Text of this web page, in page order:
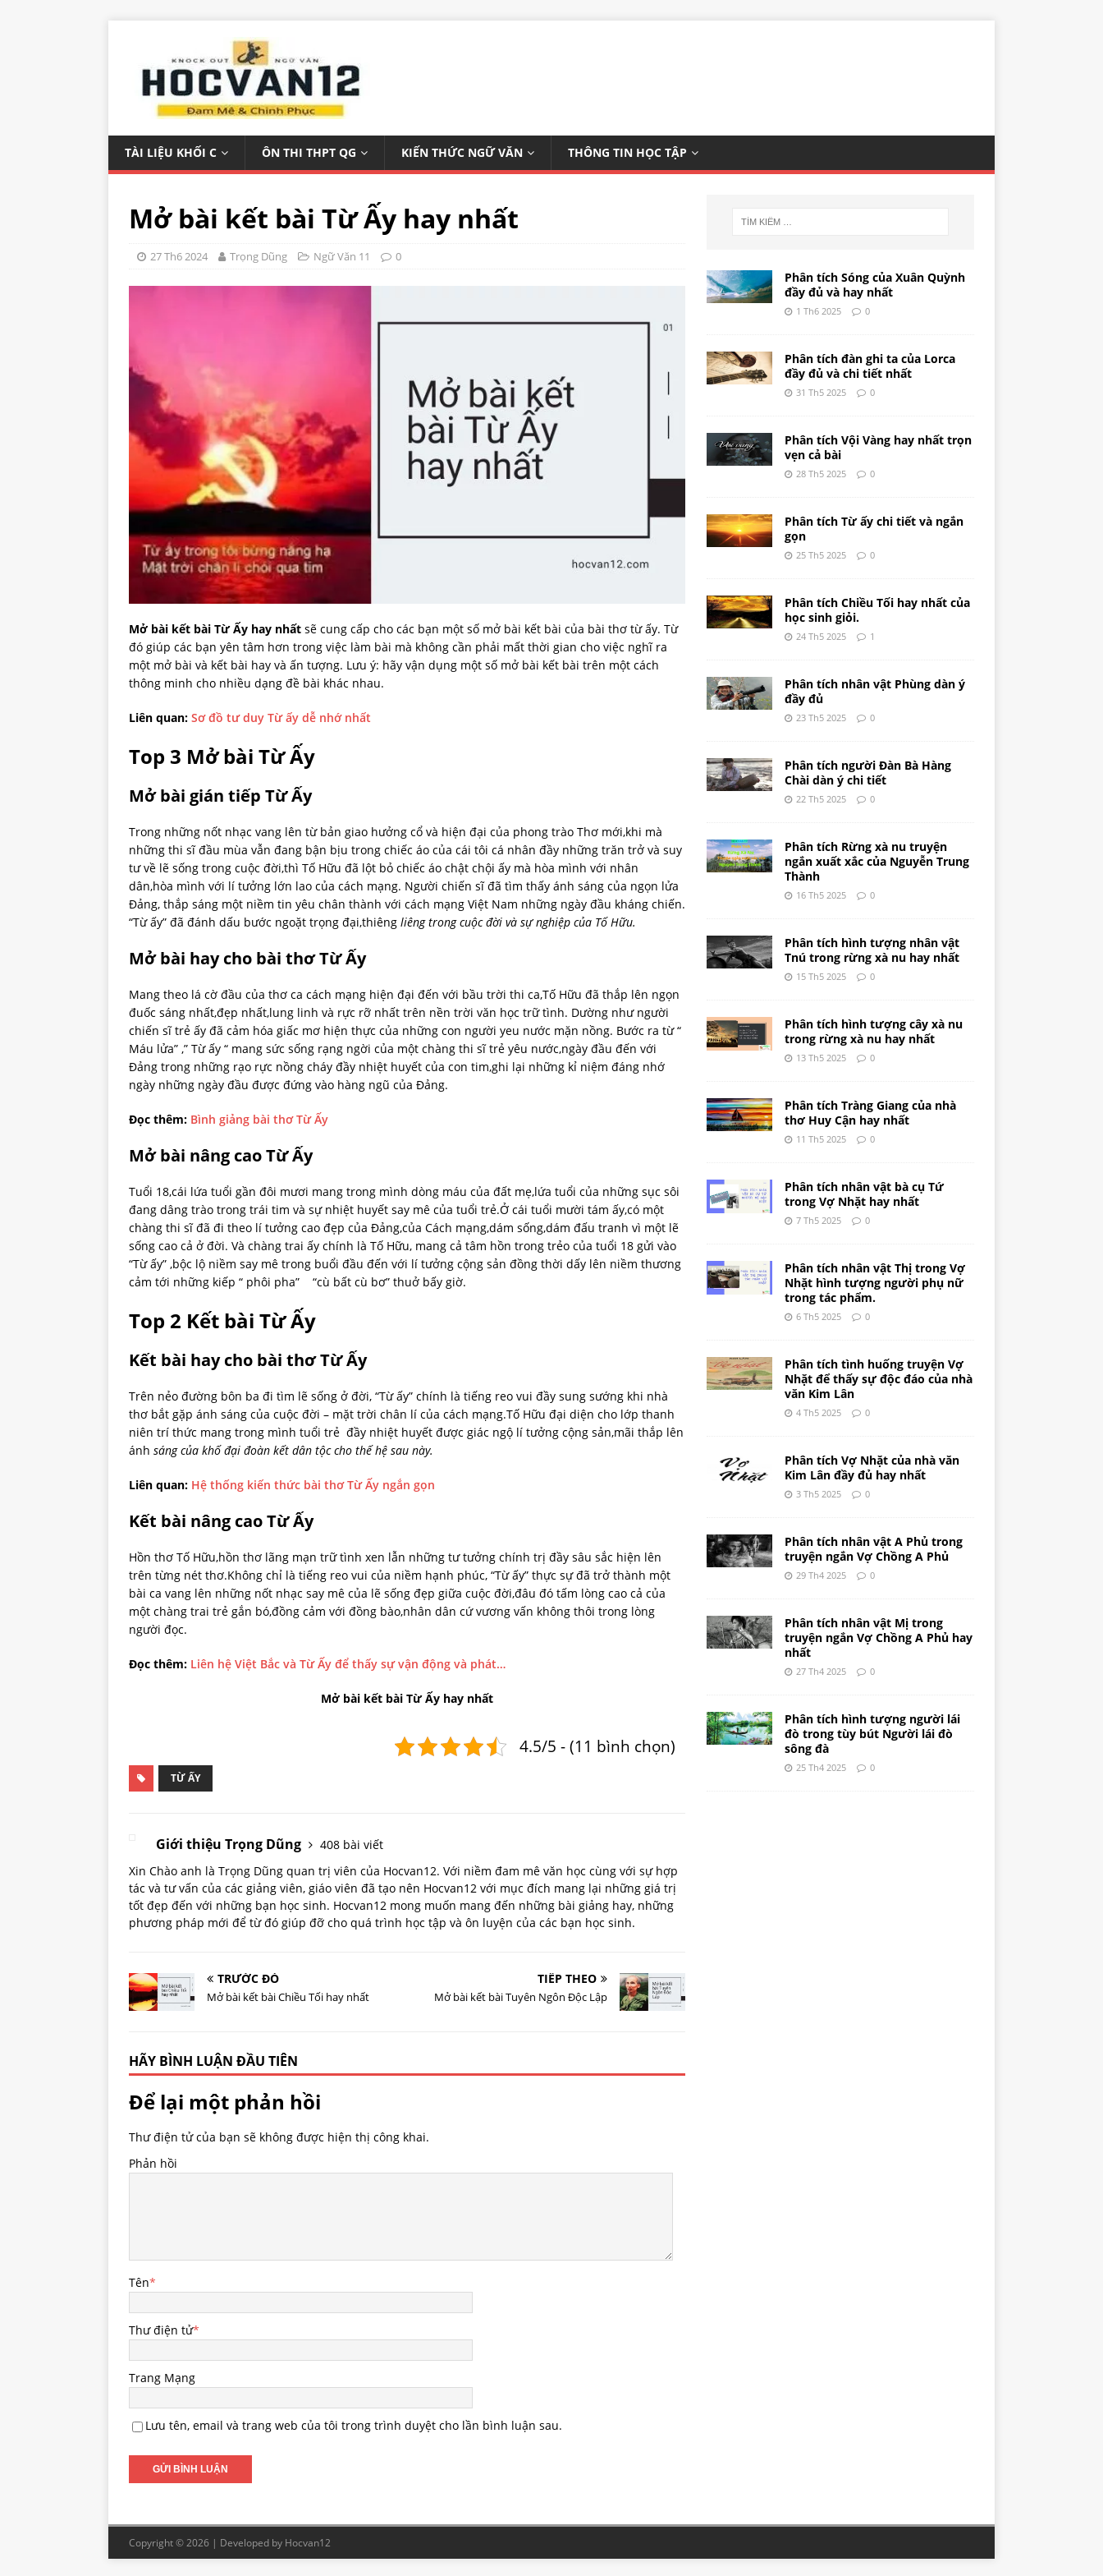
TÀI LIỆU KHỐI C ÔN THI THPT QG KIẾN THỨC NGỮ VĂN THÔNG TIN HỌC TẬP
Mở bài kết bài Từ Ấy hay nhất
27 Th6 2024 Trọng Dũng Ngữ Văn 11 0
Mở bài kết bài Từ Ấy hay nhất sẽ cung cấp cho các bạn một số mở bài kết bài của bài thơ từ ấy. Từ
đó giúp các bạn yên tâm hơn trong việc làm bài mà không cần phải mất thời gian cho việc nghĩ ra
một mở bài và kết bài hay và ấn tượng. Lưu ý: hãy vận dụng một số mở bài kết bài trên một cách
thông minh cho nhiều dạng đề bài khác nhau.
Liên quan: Sơ đồ tư duy Từ ấy dễ nhớ nhất
Top 3 Mở bài Từ Ấy
Mở bài gián tiếp Từ Ấy
Trong những nốt nhạc vang lên từ bản giao hưởng cổ và hiện đại của phong trào Thơ mới,khi mà
những thi sĩ đầu mùa vẫn đang bận bịu trong chiếc áo của cái tôi cá nhân đầy những trăn trở và suy
tư về lẽ sống trong cuộc đời,thì Tố Hữu đã lột bỏ chiếc áo chật chội ấy mà hòa mình với nhân
dân,hòa mình với lí tưởng lớn lao của cách mạng. Người chiến sĩ đã tìm thấy ánh sáng của ngọn lửa
Đảng, thắp sáng một niềm tin yêu chân thành với cách mạng Việt Nam những ngày đầu kháng chiến.
“Từ ấy” đã đánh dấu bước ngoặt trọng đại,thiêng liêng trong cuộc đời và sự nghiệp của Tố Hữu.
Mở bài hay cho bài thơ Từ Ấy
Mang theo lá cờ đầu của thơ ca cách mạng hiện đại đến với bầu trời thi ca,Tố Hữu đã thắp lên ngọn
đuốc sáng nhất,đẹp nhất,lung linh và rực rỡ nhất trên nền trời văn học trữ tình. Dường như người
chiến sĩ trẻ ấy đã cảm hóa giấc mơ hiện thực của những con người yeu nước mặn nồng. Bước ra từ “
Máu lửa” ,” Từ ấy “ mang sức sống rạng ngời của một chàng thi sĩ trẻ yêu nước,ngày đầu đến với
Đảng trong những rạo rực nồng cháy đầy nhiệt huyết của con tim,ghi lại những kỉ niệm đáng nhớ
ngày những ngày đầu được đứng vào hàng ngũ của Đảng.
Đọc thêm: Bình giảng bài thơ Từ Ấy
Mở bài nâng cao Từ Ấy
Tuổi 18,cái lứa tuổi gần đôi mươi mang trong mình dòng máu của đất mẹ,lứa tuổi của những sục sôi
đang dâng trào trong trái tim và sự nhiệt huyết say mê của tuổi trẻ.Ở cái tuổi mười tám ấy,có một
chàng thi sĩ đã đi theo lí tưởng cao đẹp của Đảng,của Cách mạng,dám sống,dám đấu tranh vì một lẽ
sống cao cả ở đời. Và chàng trai ấy chính là Tố Hữu, mang cả tâm hồn trong trẻo của tuổi 18 gửi vào
“Từ ấy” ,bộc lộ niềm say mê trong buổi đầu đến với lí tưởng cộng sản đồng thời dấy lên niềm thương
cảm tới những kiếp “ phôi pha” “cù bất cù bơ” thuở bấy giờ.
Top 2 Kết bài Từ Ấy
Kết bài hay cho bài thơ Từ Ấy
Trên nẻo đường bôn ba đi tìm lẽ sống ở đời, “Từ ấy” chính là tiếng reo vui đầy sung sướng khi nhà
thơ bắt gặp ánh sáng của cuộc đời – mặt trời chân lí của cách mạng.Tố Hữu đại diện cho lớp thanh
niên trí thức mang trong mình tuổi trẻ đầy nhiệt huyết được giác ngộ lí tưởng cộng sản,mãi thắp lên
ánh sáng của khố đại đoàn kết dân tộc cho thế hệ sau này.
Liên quan: Hệ thống kiến thức bài thơ Từ Ấy ngắn gọn
Kết bài nâng cao Từ Ấy
Hồn thơ Tố Hữu,hồn thơ lãng mạn trữ tình xen lẫn những tư tưởng chính trị đầy sâu sắc hiện lên
trên từng nét thơ.Không chỉ là tiếng reo vui của niềm hạnh phúc, “Từ ấy” thực sự đã trở thành một
bài ca vang lên những nốt nhạc say mê của lẽ sống đẹp giữa cuộc đời,đâu đó tấm lòng cao cả của
một chàng trai trẻ gắn bó,đồng cảm với đồng bào,nhân dân cứ vương vấn không thôi trong lòng
người đọc.
Đọc thêm: Liên hệ Việt Bắc và Từ Ấy để thấy sự vận động và phát…
Mở bài kết bài Từ Ấy hay nhất
4.5/5 - (11 bình chọn)
TỪ ẤY
Giới thiệu Trọng Dũng
408 bài viết
Xin Chào anh là Trọng Dũng quan trị viên của Hocvan12. Với niềm đam mê văn học cùng với sự hợp
tác và tư vấn của các giảng viên, giáo viên đã tạo nên Hocvan12 với mục đích mang lại những giá trị
tốt đẹp đến với những bạn học sinh. Hocvan12 mong muốn mang đến những bài giảng hay, những
phương pháp mới để từ đó giúp đỡ cho quá trình học tập và ôn luyện của các bạn học sinh.
TRƯỚC ĐÓ
Mở bài kết bài Chiều Tối hay nhất
TIẾP THEO
Mở bài kết bài Tuyên Ngôn Độc Lập
HÃY BÌNH LUẬN ĐẦU TIÊN
Để lại một phản hồi
Thư điện tử của bạn sẽ không được hiện thị công khai.
Phản hồi
Tên*
Thư điện tử*
Trang Mạng
Lưu tên, email và trang web của tôi trong trình duyệt cho lần bình luận sau.
Phân tích Sóng của Xuân Quỳnh
đầy đủ và hay nhất
1 Th6 2025 0
Phân tích đàn ghi ta của Lorca
đầy đủ và chi tiết nhất
31 Th5 2025 0
Phân tích Vội Vàng hay nhất trọn
vẹn cả bài
28 Th5 2025 0
Phân tích Từ ấy chi tiết và ngắn
gọn
25 Th5 2025 0
Phân tích Chiều Tối hay nhất của
học sinh giỏi.
24 Th5 2025 1
Phân tích nhân vật Phùng dàn ý
đầy đủ
23 Th5 2025 0
Phân tích người Đàn Bà Hàng
Chài dàn ý chi tiết
22 Th5 2025 0
Phân tích Rừng xà nu truyện
ngắn xuất xắc của Nguyễn Trung
Thành
16 Th5 2025 0
Phân tích hình tượng nhân vật
Tnú trong rừng xà nu hay nhất
15 Th5 2025 0
Phân tích hình tượng cây xà nu
trong rừng xà nu hay nhất
13 Th5 2025 0
Phân tích Tràng Giang của nhà
thơ Huy Cận hay nhất
11 Th5 2025 0
Phân tích nhân vật bà cụ Tứ
trong Vợ Nhặt hay nhất
7 Th5 2025 0
Phân tích nhân vật Thị trong Vợ
Nhặt hình tượng người phụ nữ
trong tác phẩm.
6 Th5 2025 0
Phân tích tình huống truyện Vợ
Nhặt để thấy sự độc đáo của nhà
văn Kim Lân
4 Th5 2025 0
Phân tích Vợ Nhặt của nhà văn
Kim Lân đầy đủ hay nhất
3 Th5 2025 0
Phân tích nhân vật A Phủ trong
truyện ngắn Vợ Chồng A Phủ
29 Th4 2025 0
Phân tích nhân vật Mị trong
truyện ngắn Vợ Chồng A Phủ hay
nhất
27 Th4 2025 0
Phân tích hình tượng người lái
đò trong tùy bút Người lái đò
sông đà
25 Th4 2025 0
Copyright © 2026 | Developed by Hocvan12